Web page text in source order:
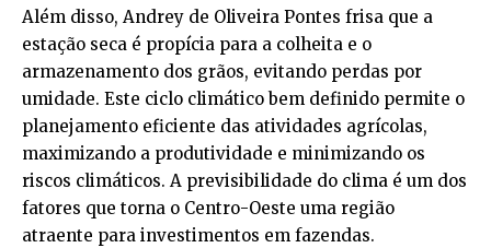
Além disso, Andrey de Oliveira Pontes frisa que a
estação seca é propícia para a colheita e o
armazenamento dos grãos, evitando perdas por
umidade. Este ciclo climático bem definido permite o
planejamento eficiente das atividades agrícolas,
maximizando a produtividade e minimizando os
riscos climáticos. A previsibilidade do clima é um dos
fatores que torna o Centro-Oeste uma região
atraente para investimentos em fazendas.